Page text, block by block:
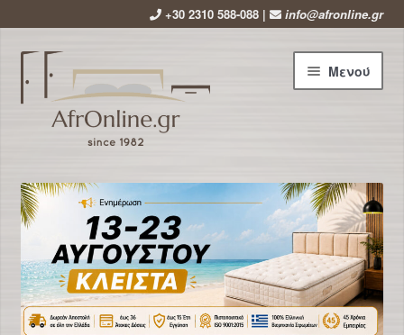
+30 2310 588-088 | info@afronline.gr
Απευθείας
μετάβαση
στην
πλοήγηση
Μετάβαση
σε
περιεχόμενο
Μενού
Εταιρεία
Προϊόντα
υπό-
μενού
Χρήσιμα